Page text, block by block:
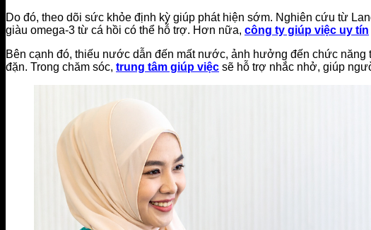
Do đó, theo dõi sức khỏe định kỳ giúp phát hiện sớm. Nghiên cứu từ
giàu omega-3 từ cá hồi có thể hỗ trợ. Hơn nữa, công ty giúp việc uy tín
Bên cạnh đó, thiếu nước dẫn đến mất nước, ảnh hưởng đến chức
đặn. Trong chăm sóc, trung tâm giúp việc sẽ hỗ trợ nhắc nhở, giúp